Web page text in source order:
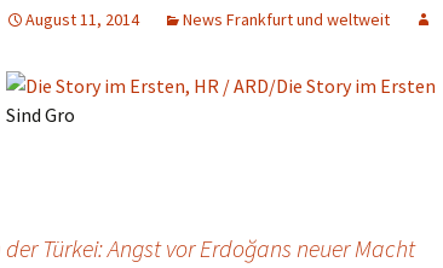
August 11, 2014 News Frankfurt und weltweit
Sind Gro
Türkei: Angst vor Erdoğans neuer Macht